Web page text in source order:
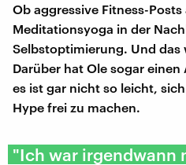
Ob aggressive Fitness-
Meditationsyoga in der
Selbstoptimierung. Und das
Darüber hat Ole sogar
es ist gar nicht so leicht,
Hype frei zu machen.
"Ich war irgendwann